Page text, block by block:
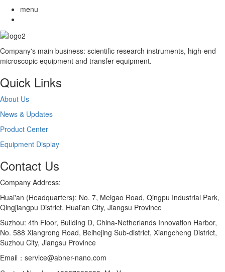
menu
Company's main business: scientific research instruments, high-end
microscopic equipment and transfer equipment.
Quick Links
About Us
News & Updates
Product Center
Equipment Display
Contact Us
Company Address:
Huai'an (Headquarters): No. 7, Meigao Road, Qingpu Industrial Park,
Qingjiangpu District, Huai'an City, Jiangsu Province
Suzhou: 4th Floor, Building D, China-Netherlands Innovation Harbor,
No. 588 Xiangrong Road, Beihejing Sub-district, Xiangcheng District,
Suzhou City, Jiangsu Province
Email：service@abner-nano.com